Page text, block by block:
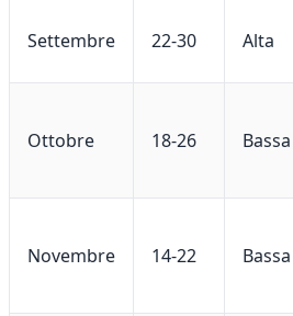
Settembre 22-30 Alta
Ottobre 18-26 Bassa
Novembre 14-22 Bassa